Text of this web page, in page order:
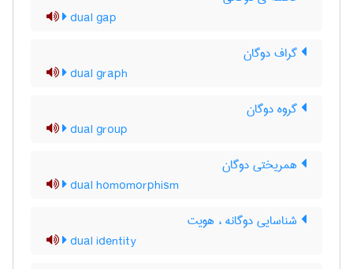
dual gap
گراف دوگان
dual graph
گروه دوگان
dual group
همریختی دوگان
dual homomorphism
شناسایی دوگانه ، هویت
dual identity